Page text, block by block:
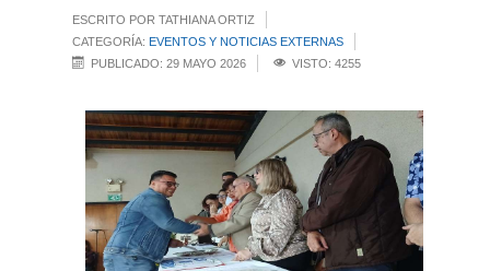
ESCRITO POR TATHIANA ORTIZ
CATEGORÍA: EVENTOS Y NOTICIAS EXTERNAS
PUBLICADO: 29 MAYO 2026
VISTO: 4255